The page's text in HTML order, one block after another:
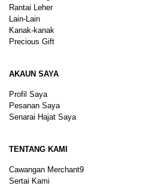
Rantai Leher
Lain-Lain
Kanak-kanak
Precious Gift
AKAUN SAYA
Profil Saya
Pesanan Saya
Senarai Hajat Saya
TENTANG KAMI
Cawangan Merchant9
Sertai Kami